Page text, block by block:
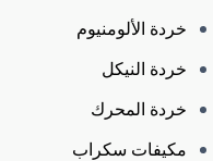
خردة الألومنيوم
خردة النيكل
خردة المحرك
مكيفات سكراب